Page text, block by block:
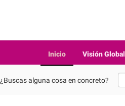
Inicio Visión Global
¿Buscas alguna cosa en concreto?